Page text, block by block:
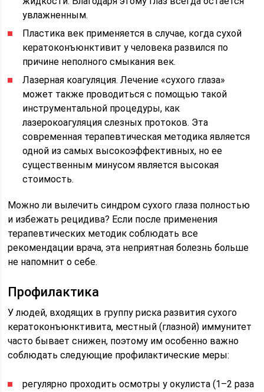
увлажненным.
Пластика век применяется в случае, когда сухой
кератоконъюнктивит у человека развился по
причине неполного смыкания век.
Лазерная коагуляция. Лечение «сухого глаза»
может также проводиться с помощью такой
инструментальной процедуры, как
лазерокоагуляция слезных протоков. Эта
современная терапевтическая методика является
одной из самых высокоэффективных, но ее
существенным минусом является высокая
стоимость.
Можно ли вылечить синдром сухого глаза полностью
и избежать рецидива? Если после применения
терапевтических методик соблюдать все
рекомендации врача, эта неприятная болезнь больше
не напомнит о себе.
Профилактика
У людей, входящих в группу риска развития сухого
кератоконъюнктивита, местный (глазной) иммунитет
часто бывает снижен, поэтому им особенно важно
соблюдать следующие профилактические меры:
регулярно проходить осмотры у окулиста (1–2 раза